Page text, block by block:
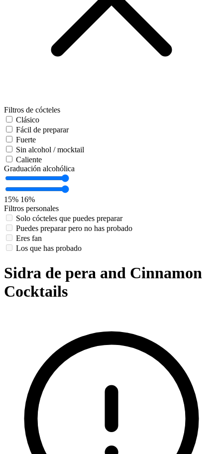
Filtros de cócteles
Clásico
Fácil de preparar
Fuerte
Sin alcohol / mocktail
Caliente
Graduación alcohólica
15% 16%
Filtros personales
Solo cócteles que puedes preparar
Puedes preparar pero no has probado
Eres fan
Los que has probado
Sidra de pera and Cinnamon
Cocktails